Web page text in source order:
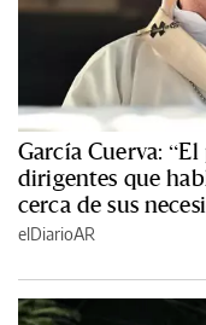
García Cuerva:
dirigentes que
cerca de sus
elDiarioAR